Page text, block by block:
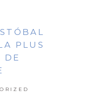
PLUS
DE